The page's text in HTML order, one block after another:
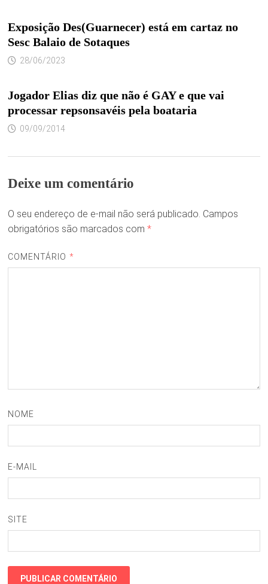
Exposição Des(Guarnecer) está em cartaz no
Sesc Balaio de Sotaques
28/06/2023
Jogador Elias diz que não é GAY e que vai
processar repsonsavéis pela boataria
09/09/2014
Deixe um comentário
O seu endereço de e-mail não será publicado. Campos
obrigatórios são marcados com *
COMENTÁRIO *
NOME
E-MAIL
SITE